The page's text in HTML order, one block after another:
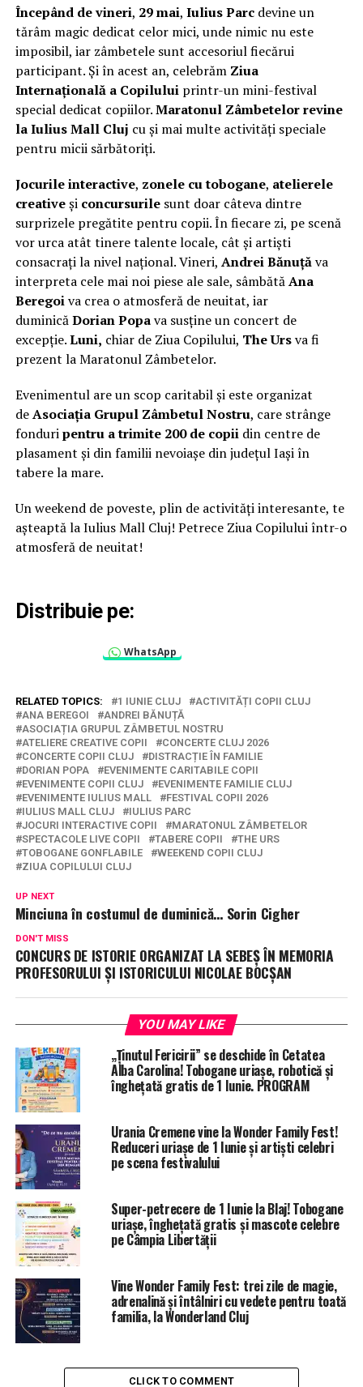
Începând de vineri, 29 mai, Iulius Parcdevine un
tărâm magic dedicat celor mici, unde nimic nu este
imposibil, iar zâmbetele sunt accesoriul fiecărui
participant. Și în acest an, celebrăm Ziua
Internațională a Copiluluiprintr-un mini-festival
special dedicat copiilor.Maratonul Zâmbetelor revine
la Iulius Mall Cluj cu și mai multe activități speciale
pentru micii sărbătoriți.
Jocurile interactive, zonele cu tobogane, atelierele
creativeșiconcursurilesunt doar câteva dintre
surprizele pregătite pentru copii. În fiecare zi, pe scenă
vor urca atât tinere talente locale, cât și artiști
consacrați la nivel național. Vineri, Andrei Bănuțăva
interpreta cele mai noi piese ale sale, sâmbătăAna
Beregoiva crea o atmosferă de neuitat, iar
duminicăDorian Popava susține un concert de
excepție.Luni, chiar de Ziua Copilului, The Ursva fi
prezent la Maratonul Zâmbetelor.
Evenimentul are un scop caritabil și este organizat
deAsociația Grupul Zâmbetul Nostru, care strânge
fonduripentru a trimite 200 de copiidin centre de
plasament și din familii nevoiașe din județul Iași în
tabere la mare.
Un weekend de poveste, plin de activități interesante, te
așteaptă la Iulius Mall Cluj! Petrece Ziua Copilului într-o
atmosferă de neuitat!
Distribuie pe:
WhatsApp
RELATED TOPICS: 1 IUNIE CLUJ
ACTIVITĂȚI COPII CLUJ
ANA BEREGOI
ANDREI BĂNUȚĂ
ASOCIAȚIA GRUPUL ZÂMBETUL NOSTRU
ATELIERE CREATIVE COPII
CONCERTE CLUJ 2026
CONCERTE COPII CLUJ
DISTRACȚIE ÎN FAMILIE
DORIAN POPA
EVENIMENTE CARITABILE COPII
EVENIMENTE COPII CLUJ
EVENIMENTE FAMILIE CLUJ
EVENIMENTE IULIUS MALL
FESTIVAL COPII 2026
IULIUS MALL CLUJ
IULIUS PARC
JOCURI INTERACTIVE COPII
MARATONUL ZÂMBETELOR
SPECTACOLE LIVE COPII
TABERE COPII
THE URS
TOBOGANE GONFLABILE
WEEKEND COPII CLUJ
ZIUA COPILULUI CLUJ
UP NEXT
Minciuna în costumul de duminică… Sorin Cigher
DON'T MISS
CONCURS DE ISTORIE ORGANIZAT LA SEBEȘ ÎN MEMORIA
PROFESORULUI ȘI ISTORICULUI NICOLAE BOCȘAN
YOU MAY LIKE
„Ținutul Fericirii” se deschide în Cetatea
Alba Carolina! Tobogane uriașe, robotică și
înghețată gratis de 1 Iunie. PROGRAM
Urania Cremene vine la Wonder Family Fest!
Reduceri uriașe de 1 Iunie și artiști celebri
pe scena festivalului
Super-petrecere de 1 Iunie la Blaj! Tobogane
uriașe, înghețată gratis și mascote celebre
pe Câmpia Libertății
Vine Wonder Family Fest: trei zile de magie,
adrenalină și întâlniri cu vedete pentru toată
familia, la Wonderland Cluj
CLICK TO COMMENT